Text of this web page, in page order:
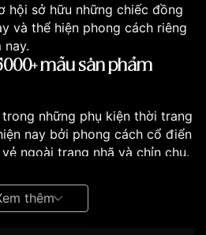
hội sở hữu những chiếc đồng
và thể hiện phong cách riêng
nay.
mẫu sản phẩm
những phụ kiện thời trang
nay bởi phong cách cổ điển
ngoài trang nhã và chỉn chu.
mẫu đồng hồ hàng đầu tại
thêm